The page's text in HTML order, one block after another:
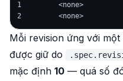
1         <none>
Mỗi revision ứng với một
được giữ do
mặc định 10 — quá số